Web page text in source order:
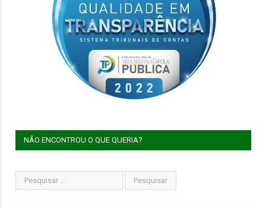
NÃO ENCONTROU O QUE QUERIA?